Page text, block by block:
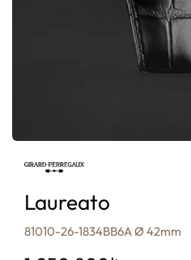
Laureato
81010-26-1834BB6A Ø 42mm